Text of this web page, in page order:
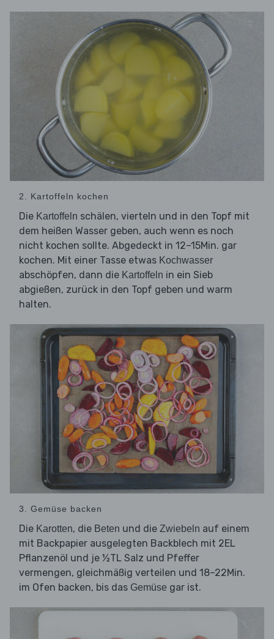
2. Kartoffeln kochen
Die Kartoffeln schälen, vierteln und in den Topf mit
dem heißen Wasser geben, auch wenn es noch
nicht kochen sollte. Abgedeckt in 12–15Min. gar
kochen. Mit einer Tasse etwas Kochwasser
abschöpfen, dann die Kartoffeln in ein Sieb
abgießen, zurück in den Topf geben und warm
halten.
3. Gemüse backen
Die Karotten, die Beten und die Zwiebeln auf einem
mit Backpapier ausgelegten Backblech mit 2EL
Pflanzenöl und je ½TL Salz und Pfeffer
vermengen, gleichmäßig verteilen und 18–22Min.
im Ofen backen, bis das Gemüse gar ist.